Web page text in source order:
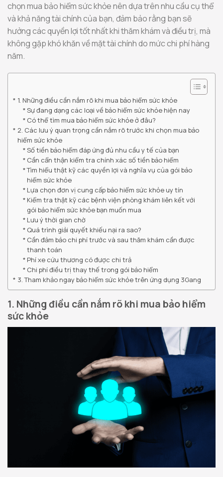
chọn mua bảo hiểm sức khỏe nên dựa trên nhu cầu cụ thể
và khả năng tài chính của bạn, đảm bảo rằng bạn sẽ
hưởng các quyền lợi tốt nhất khi thăm khám và điều trị, mà
không gặp khó khăn về mặt tài chính do mức chi phí hàng
năm.
1. Những điều cần nắm rõ khi mua bảo hiểm sức khỏe
Sự đang dạng các loại về bảo hiểm sức khỏe hiện nay
Có thể tìm mua bảo hiểm sức khỏe ở đâu?
2. Các lưu ý quan trọng cần nắm rõ trước khi chọn mua bảo
hiểm sức khỏe
Số tiền bảo hiểm đáp ứng đủ nhu cầu y tế của bạn
Cần cẩn thận kiểm tra chính xác số tiền bảo hiểm
Tìm hiểu thật kỹ các quyền lợi và nghĩa vụ của gói bảo
hiểm sức khỏe
Lựa chọn đơn vị cung cấp bảo hiểm sức khỏe uy tín
Kiểm tra thật kỹ các bệnh viện phòng khám liên kết với
gói bảo hiểm sức khỏe bạn muốn mua
Lưu ý thời gian chờ
Quá trình giải quyết khiếu nại ra sao?
Cần đảm bảo chi phí trước và sau thăm khám cần được
thanh toán
Phí xe cứu thương có được chi trả
Chi phí điều trị thay thế trong gói bảo hiểm
3. Tham khảo ngay bảo hiểm sức khỏe trên ứng dụng 3Gang
1. Những điều cần nắm rõ khi mua bảo hiểm
sức khỏe